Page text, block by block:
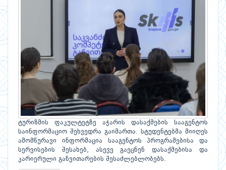
ტურიზმის ფაკულტეტზე აჭარის დასაქმების სააგენტოს
საინფორმაციო შეხვედრა გაიმართა. სტუდენტებმა მიიღეს
ამომწურავი ინფორმაცია სააგენტოს პროგრამებისა და
სერვისების შესახებ, ასევე გაეცნენ დასაქმებისა და
კარიერული განვითარების შესაძლებლობებს.